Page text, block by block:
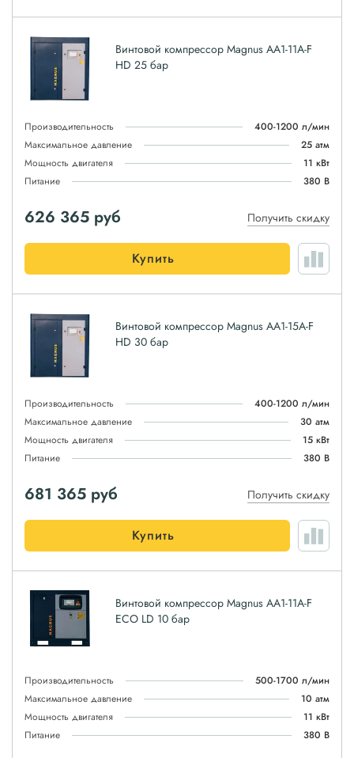
Винтовой компрессор Magnus АА1-11A-F
HD 25 бар
Производительность
400-1200 л/мин
Максимальное давление
25 атм
Мощность двигателя
11 кВт
Питание
380 В
626 365 руб Получить скидку
Купить
Винтовой компрессор Magnus АА1-15A-F
HD 30 бар
Производительность
400-1200 л/мин
Максимальное давление
30 атм
Мощность двигателя
15 кВт
Питание
380 В
681 365 руб Получить скидку
Купить
Винтовой компрессор Magnus АА1-11A-F
ЕСО LD 10 бар
Производительность
500-1700 л/мин
Максимальное давление
10 атм
Мощность двигателя
11 кВт
Питание
380 В